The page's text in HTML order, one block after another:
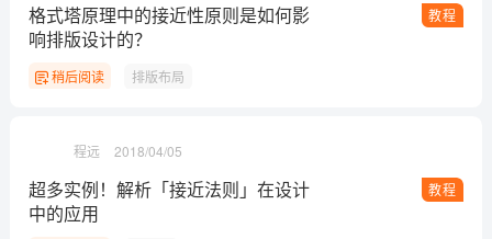
教程
格式塔原理中的接近性原则是如何影
响排版设计的？
稍后阅读 排版布局
程远 2018/04/05
教程
超多实例！解析「接近法则」在设计
中的应用